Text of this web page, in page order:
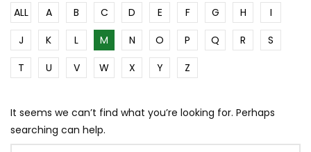
ALL A B C D E F G H
I
J
K L M N O P Q R
S
T
U V W X Y Z
It seems we can’t find what you’re looking for. Perhaps
searching can help.